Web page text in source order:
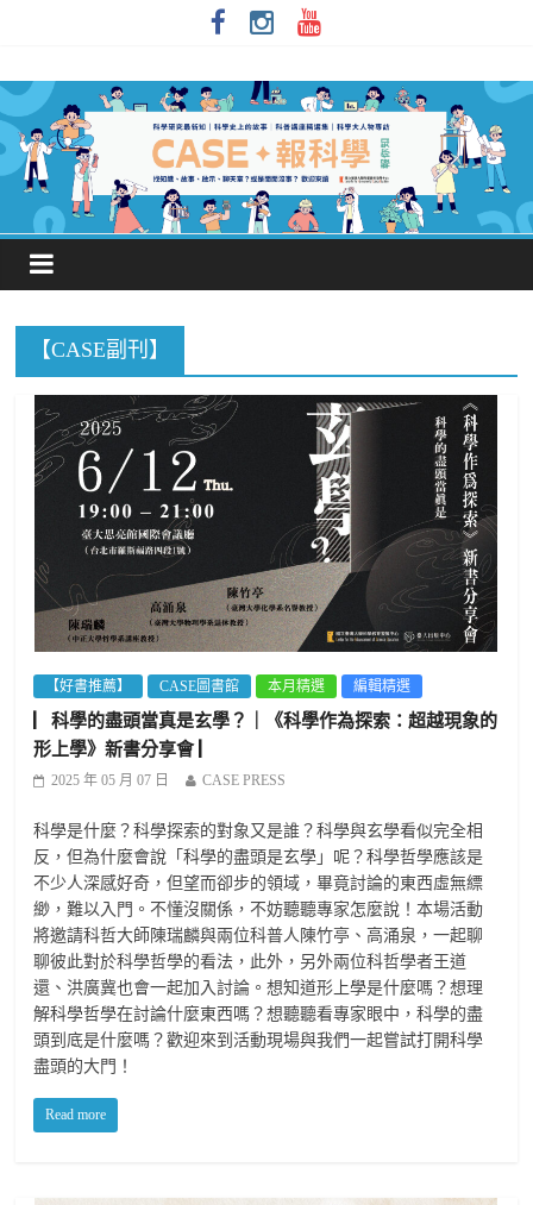
【CASE副刊】
【好書推薦】 CASE圖書館 本月精選 編輯精選
▏科學的盡頭當真是玄學？｜《科學作為探索：超越現象的
形上學》新書分享會 ▏
2025 年 05 月 07 日 CASE PRESS
科學是什麼？科學探索的對象又是誰？科學與玄學看似完全相
反，但為什麼會說「科學的盡頭是玄學」呢？科學哲學應該是
不少人深感好奇，但望而卻步的領域，畢竟討論的東西虛無縹
緲，難以入門。不懂沒關係，不妨聽聽專家怎麼說！本場活動
將邀請科哲大師陳瑞麟與兩位科普人陳竹亭、高涌泉，一起聊
聊彼此對於科學哲學的看法，此外，另外兩位科哲學者王道
還、洪廣冀也會一起加入討論。想知道形上學是什麼嗎？想理
解科學哲學在討論什麼東西嗎？想聽聽看專家眼中，科學的盡
頭到底是什麼嗎？歡迎來到活動現場與我們一起嘗試打開科學
盡頭的大門！
Read more